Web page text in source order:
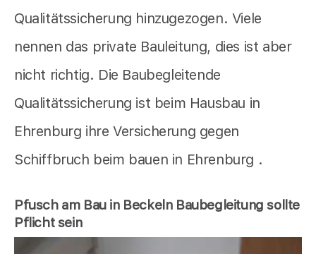
Qualitätssicherung hinzugezogen. Viele
nennen das private Bauleitung, dies ist aber
nicht richtig. Die Baubegleitende
Qualitätssicherung ist beim Hausbau in
Ehrenburg ihre Versicherung gegen
Schiffbruch beim bauen in Ehrenburg .
Pfusch am Bau in Beckeln Baubegleitung sollte
Pflicht sein